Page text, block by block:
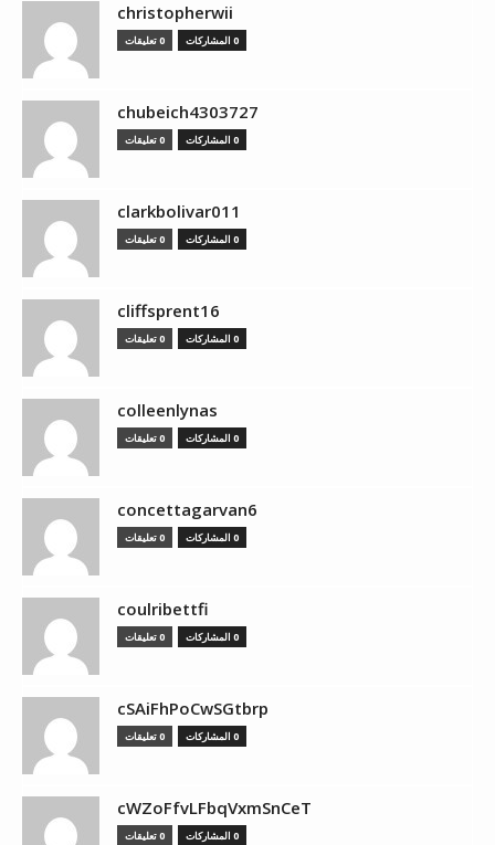
christopherwii
0 المشاركات 0 تعليقات
chubeich4303727
0 المشاركات 0 تعليقات
clarkbolivar011
0 المشاركات 0 تعليقات
cliffsprent16
0 المشاركات 0 تعليقات
colleenlynas
0 المشاركات 0 تعليقات
concettagarvan6
0 المشاركات 0 تعليقات
coulribettfi
0 المشاركات 0 تعليقات
cSAiFhPoCwSGtbrp
0 المشاركات 0 تعليقات
cWZoFfvLFbqVxmSnCeT
0 المشاركات 0 تعليقات